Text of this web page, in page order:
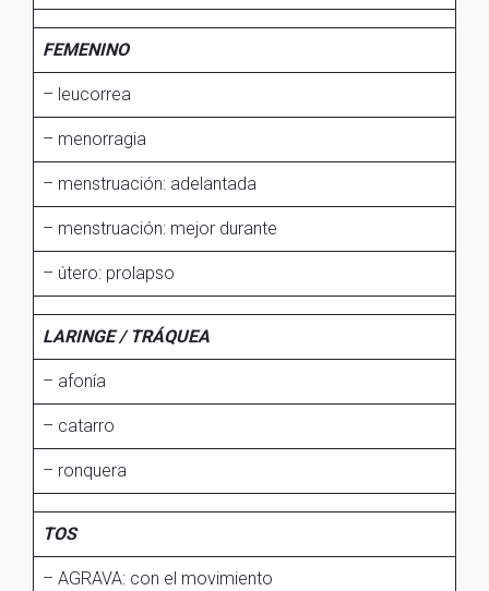
FEMENINO
– leucorrea
– menorragia
– menstruación: adelantada
– menstruación: mejor durante
– útero: prolapso
LARINGE / TRÁQUEA
– afonía
– catarro
– ronquera
TOS
– AGRAVA: con el movimiento